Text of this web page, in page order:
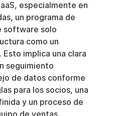
especialmente en
un programa de
software solo
como un
implica una clara
seguimiento
de datos conforme
para los socios, una
y un proceso de